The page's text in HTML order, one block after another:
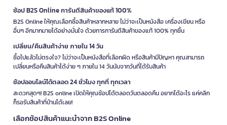
ช้อป B2S Online การันตีสินค้าของแท้ 100%
B2S Online ให้คุณเลือกซื้อสินค้าหลากหลาย ไม่ว่าจะเป็นหนังสือ เครื่องเขียน หรือ
อื่นๆ อีกมากมายได้อย่างมั่นใจ ด้วยการการันตีสินค้าของแท้ 100% ทุกชิ้น
เปลี่ยน/คืนสินค้าง่าย ภายใน 14 วัน
ซื้อไปแล้วไม่ตรงใจ? ไม่ว่าจะเป็นหนังสือที่เลือกผิด หรือสินค้ามีปัญหา คุณสามารถ
เปลี่ยนหรือคืนสินค้าได้ง่าย ๆ ภายใน 14 วันนับจากวันที่ได้รับสินค้า
ช้อปออนไลน์ได้ตลอด 24 ชั่วโมง ทุกที่ ทุกเวลา
สะดวกสุดๆ! B2S online เปิดให้คุณช้อปได้ตลอดวันตลอดคืน อยากได้อะไร แค่คลิก
ก็รอรับสินค้าที่บ้านได้เลย!
เลือกช้อปสินค้าแนะนำจาก B2S Online